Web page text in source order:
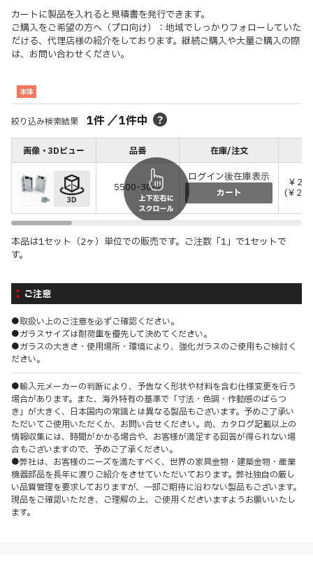
カートに製品を入れると見積書を発行できます。
ご購入をご希望の方へ（プロ向け）：地域でしっかりフォローしていた
だける、代理店様の紹介をしております。継続ご購入や大量ご購入の際
は、お問い合わせください。
本体
絞り込み検索結果 1件／1件中
画像・3Dビュー 品番 在庫/注文
5500-30-2
ログイン後在庫表示
カート
￥
(￥
本品は1セット（2ヶ）単位での販売です。ご注数「1」で1セットで
す。
ご注意
●取扱い上のご注意を必ずご確認ください。
●ガラスサイズは耐荷重を優先して決めてください。
●ガラスの大きさ・使用場所・環境により、強化ガラスのご使用もご検討く
ださい。
●輸入元メーカーの判断により、予告なく形状や材料を含む仕様変更を行う
場合があります。また、海外特有の基準で「寸法・色調・作動感のばらつ
き」が大きく、日本国内の常識とは異なる製品もございます。予めご了承い
ただいてご使用いただくか、お問い合せください。尚、カタログ記載以上の
情報収集には、時間がかかる場合や、お客様が満足する回答が得られない場
合もございますので、予めご了承ください。
●弊社は、お客様のニーズを満たすべく、世界の家具金物・建築金物・産業
機器部品を長年に渡りご紹介をさせていただいております。弊社独自の厳し
い品質管理を要求しておりますが、一部ご期待に沿わない製品もございます。
現品をご確認いただき、ご理解の上、ご使用くださいますようお願いいたし
ます。